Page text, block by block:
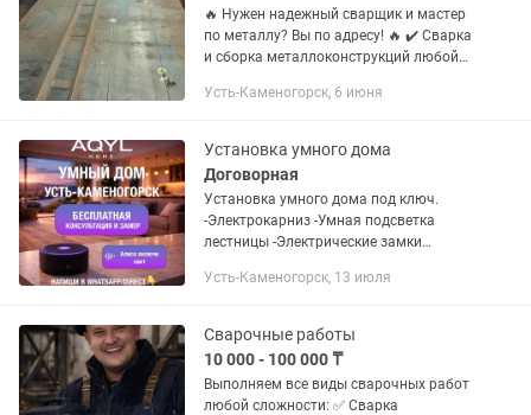
🔥 Нужен надежный сварщик и мастер
по металлу? Вы по адресу! 🔥 ✔️ Сварка
и сборка металлоконструкций любой
быстро и качественно ✔️ Кровельные
Усть-Каменогорск, 6 июня
Установка умного дома
Договорная
Установка умного дома под ключ.
-Электрокарниз -Умная подсветка
лестницы -Электрические замки
через смартфон (Алиса) -Система от
Усть-Каменогорск, 13 июля
Сварочные работы
10 000 - 100 000 ₸
Выполняем все виды сварочных работ
любой сложности: ✅ Сварка